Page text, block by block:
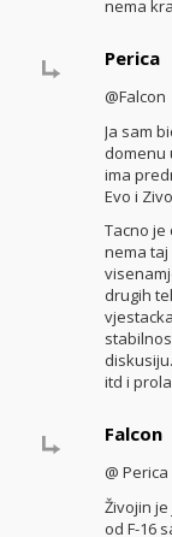
nema
Perica
@Falcon
Ja sam
domenu
ima
Evo i
Tacno
nema
drugih
itd i
Falcon
@ Perica
Živojin
od F-16